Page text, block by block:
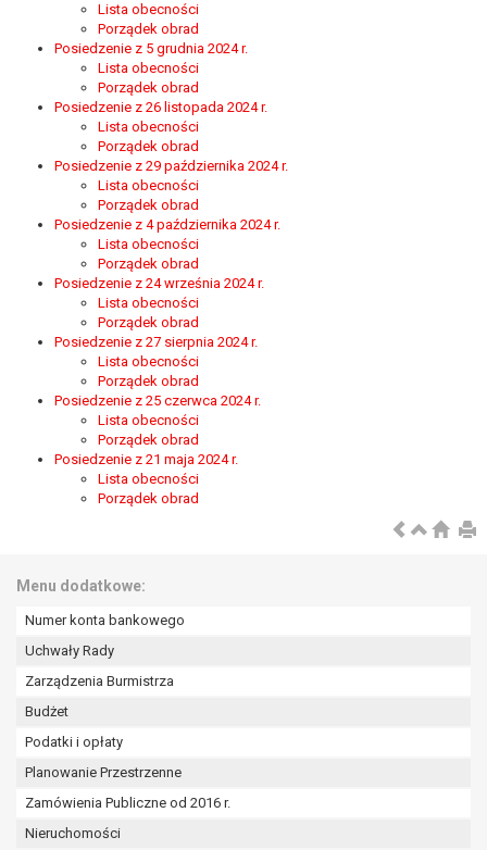
Lista obecności
Porządek obrad
Posiedzenie z 5 grudnia 2024 r.
Lista obecności
Porządek obrad
Posiedzenie z 26 listopada 2024 r.
Lista obecności
Porządek obrad
Posiedzenie z 29 października 2024 r.
Lista obecności
Porządek obrad
Posiedzenie z 4 października 2024 r.
Lista obecności
Porządek obrad
Posiedzenie z 24 września 2024 r.
Lista obecności
Porządek obrad
Posiedzenie z 27 sierpnia 2024 r.
Lista obecności
Porządek obrad
Posiedzenie z 25 czerwca 2024 r.
Lista obecności
Porządek obrad
Posiedzenie z 21 maja 2024 r.
Lista obecności
Porządek obrad
Menu dodatkowe:
Numer konta bankowego
Uchwały Rady
Zarządzenia Burmistrza
Budżet
Podatki i opłaty
Planowanie Przestrzenne
Zamówienia Publiczne od 2016 r.
Nieruchomości
podstawą prawną jest:
niezbędność przetwarzania do
wykonania zadania realizowanego w
interesie publicznym lub w ramach
sprawowania władzy publicznej
powierzonej administratorowi bądź
niezbędność przetwarzania do celów
wynikających z prawnie
uzasadnionych interesów
realizowanych przez administratora
lub przez stronę trzecią.
Z przyczyn związanych z Pani/Pana
szczególną sytuacją. W razie wniesienia
sprzeciwu, administrator nie może już
przetwarzać tych danych osobowych, chyba
że wykaże on istnienie ważnych prawnie
uzasadnionych podstaw do przetwarzania,
nadrzędnych wobec interesów, praw i
wolności osoby, której dane dotyczą, lub
podstaw do ustalenia, dochodzenia lub
obrony roszczeń.
na przetwarzanie danych osobowych (art. 6 ust. 1
lit a RODO), przysługuje Pani/Panu prawo do
cofnięcia tej zgody w dowolnym momencie.
Przysługuje Pani/Panu prawo wniesienia skargi do
organu nadzorczego na niezgodne z prawem
przez administratora.
Organem właściwym do wniesienia skargi jest